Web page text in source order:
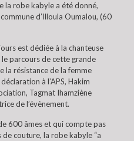
la robe kabyle a été donné,
d’Illoula Oumalou, (60
est dédiée à la chanteuse
parcours de cette grande
la résistance de la femme
à l’APS, Hakim
Tagmat Ihamziène
de l’évènement.
600 âmes et qui compte pas
de couture, la robe kabyle “a